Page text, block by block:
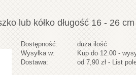
lub kółko długość 16 - 26
Dostępność:
duża ilość
Wysyłka w:
Kup do 12.00 -
Dostawa:
od 7,90 zł - List